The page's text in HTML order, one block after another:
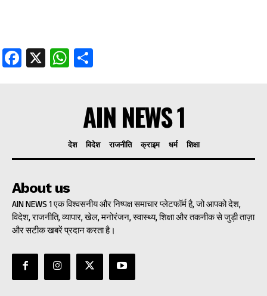
Facebook
X WhatsApp
AIN NEWS 1
देश विदेश राजनीति क्राइम धर्म शिक्षा
About us
AIN NEWS 1 एक विश्वसनीय और निष्पक्ष समाचार प्लेटफॉर्म है, जो आपको देश,
विदेश, राजनीति, व्यापार, खेल, मनोरंजन, स्वास्थ्य, शिक्षा और तकनीक से जुड़ी ताज़ा
और सटीक खबरें प्रदान करता है।